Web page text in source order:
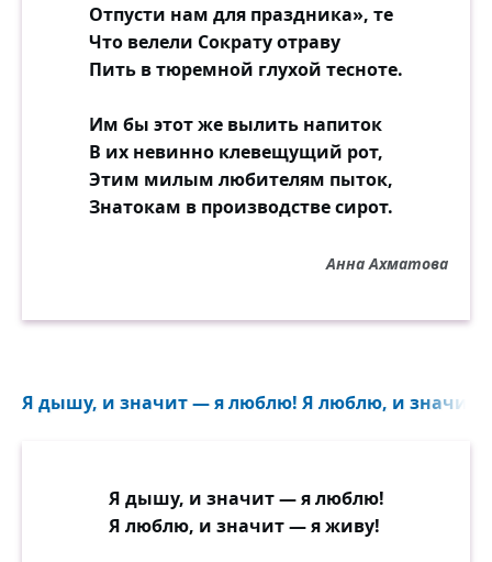
Отпусти нам для праздника», те
Что велели Сократу отраву
Пить в тюремной глухой тесноте.
Им бы этот же вылить напиток
В их невинно клевещущий рот,
Этим милым любителям пыток,
Знатокам в производстве сирот.
Анна Ахматова
Я дышу, и значит — я люблю! Я люблю, и значит
Я дышу, и значит — я люблю!
Я люблю, и значит — я живу!